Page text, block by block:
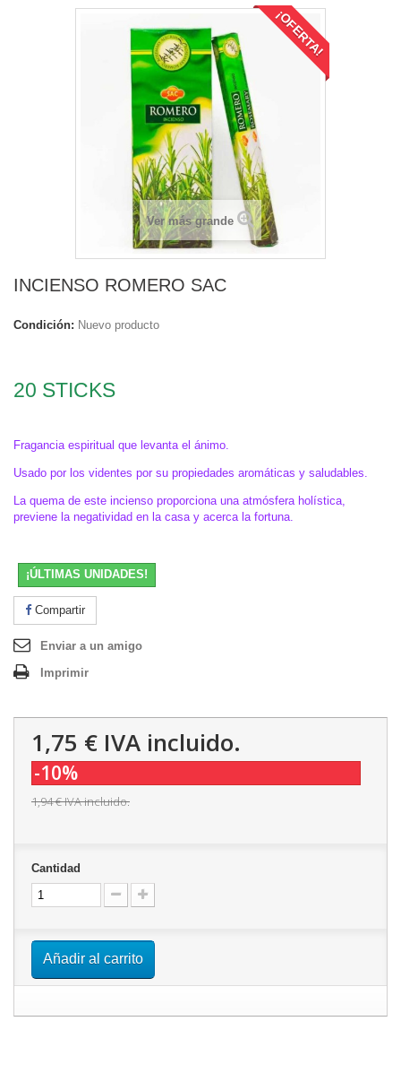
¡OFERTA!
Ver más grande
INCIENSO ROMERO SAC
Condición: Nuevo producto
20 STICKS
Fragancia espiritual que levanta el ánimo.
Usado por los videntes por su propiedades aromáticas y saludables.
La quema de este incienso proporciona una atmósfera holística,
previene la negatividad en la casa y acerca la fortuna.
¡ÚLTIMAS UNIDADES!
Compartir
Enviar a un amigo
Imprimir
1,75 € IVA incluido.
-10%
1,94 €IVA incluido.
Cantidad
Añadir al carrito